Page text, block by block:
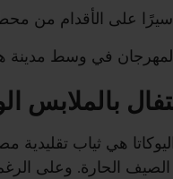
على الأقدام من
في وسط
بالملابس
هي ثياب تقليدية
الصيف الحارة. وعلى